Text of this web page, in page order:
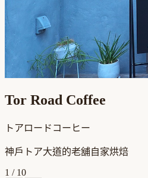
Tor Road Coffee
トアロードコーヒー
神戶トア大道的老舖自家烘焙
1 / 10